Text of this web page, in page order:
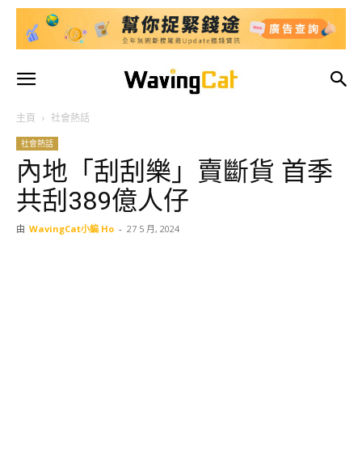
主頁 社會熱話
社會熱話
內地「刮刮樂」賣斷貨 首季
共刮389億人仔
由 WavingCat小編 Ho - 27 5 月, 2024